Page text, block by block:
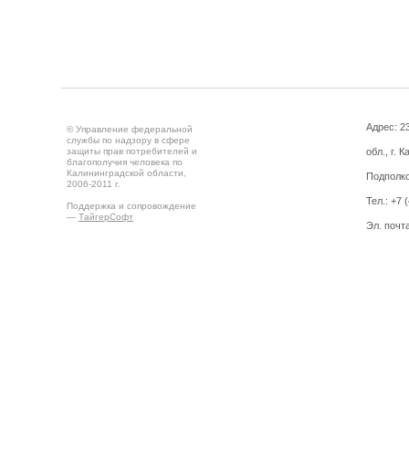
© Управление федеральной
службы по надзору в сфере
защиты прав потребителей и
благополучия человека по
Калининградской области,
2006-2011 г.
Поддержка и сопровождение
— ТайгерСофт
Адрес:
обл., г.
Тел.: +7
Эл.